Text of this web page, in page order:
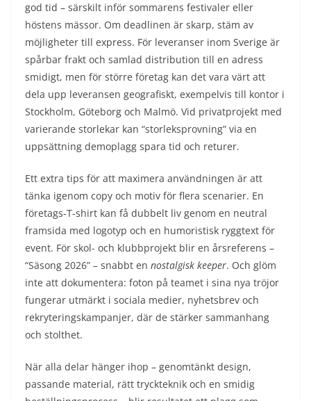
god tid – särskilt inför sommarens festivaler eller
höstens mässor. Om deadlinen är skarp, stäm av
möjligheter till express. För leveranser inom Sverige är
spårbar frakt och samlad distribution till en adress
smidigt, men för större företag kan det vara värt att
dela upp leveransen geografiskt, exempelvis till kontor i
Stockholm, Göteborg och Malmö. Vid privatprojekt med
varierande storlekar kan “storleksprovning” via en
uppsättning demoplagg spara tid och returer.
Ett extra tips för att maximera användningen är att
tänka igenom copy och motiv för flera scenarier. En
företags-T-shirt kan få dubbelt liv genom en neutral
framsida med logotyp och en humoristisk ryggtext för
event. För skol- och klubbprojekt blir en årsreferens –
“Säsong 2026” – snabbt en nostalgisk keeper. Och glöm
inte att dokumentera: foton på teamet i sina nya tröjor
fungerar utmärkt i sociala medier, nyhetsbrev och
rekryteringskampanjer, där de stärker sammanhang
och stolthet.
När alla delar hänger ihop – genomtänkt design,
passande material, rätt tryckteknik och en smidig